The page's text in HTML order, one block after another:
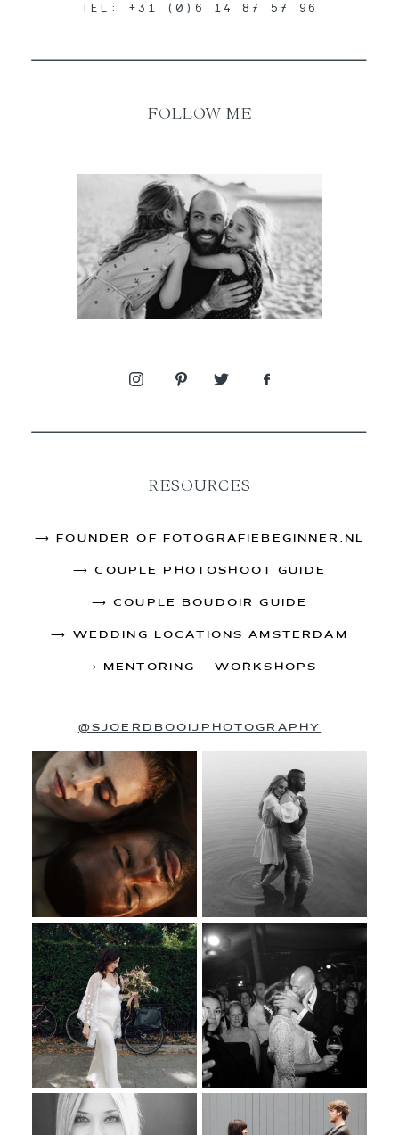
RESOURCES
FOLLOW ME
⟶ FOUNDER OF FOTOGRAFIEBEGINNER.NL
⟶COUPLE PHOTOSHOOT GUIDE
⟶COUPLE BOUDOIR GUIDE
⟶ WEDDING LOCATIONS AMSTERDAM
⟶ MENTORING & WORKSHOPS
TEL: +31 (0)6 14 87 57 96
@SJOERDBOOIJPHOTOGRAPHY